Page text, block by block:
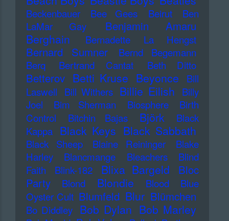
Beckenbauer Bee Gees Beirut
Ben
LaMar Gay
Benjamin Amaru
Berghain Bernadette La Hengst
Bernard Sumner
Bernd Begemann
Berq
Bertrand Cantat Beth Ditto
Betterov Betti Kruse Beyonce
Bill
Laswell
Bill Withers Billie Eilish
Billy
Joel
Bim Sherman Biosphere
Birth
Control
Bitchin Bajas Björk
Black
Kappa Black Keys Black Sabbath
Black Sheep Blaine Reininger
Blake
Harley
Blancmange Bleachers
Blind
Faith
Blink-182 Blixa Bargeld
Bloc
Party
Blond Blondie Blood
Blue
Oyster Cult Blumfeld Blur Blümchen
Bo Diddley Bob Dylan Bob Marley